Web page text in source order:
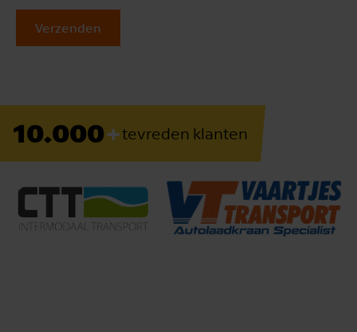
Verzenden
10.000+tevreden klanten